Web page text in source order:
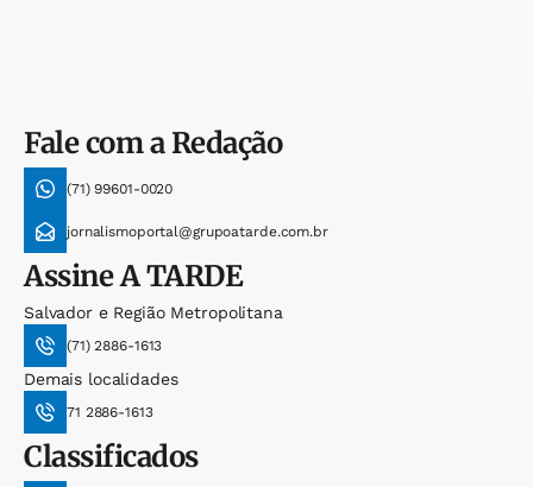
Fale com a Redação
(71) 99601-0020
jornalismoportal@grupoatarde.com.br
AssineA TARDE
Salvador e Região Metropolitana
(71) 2886-1613
Demais localidades
71 2886-1613
Classificados